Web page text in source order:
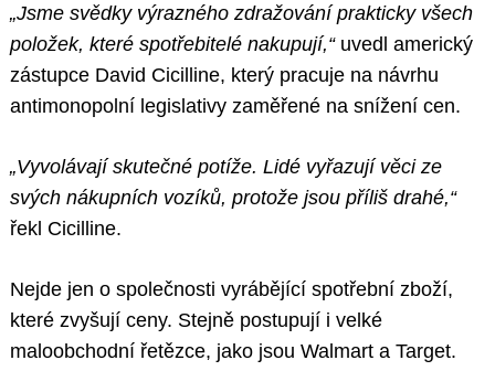
„Jsme svědky výrazného zdražování prakticky všech
položek, které spotřebitelé nakupují,“ uvedl americký
zástupce David Cicilline, který pracuje na návrhu
antimonopolní legislativy zaměřené na snížení cen.
„Vyvolávají skutečné potíže. Lidé vyřazují věci ze
svých nákupních vozíků, protože jsou příliš drahé,“
řekl Cicilline.
Nejde jen o společnosti vyrábějící spotřební zboží,
které zvyšují ceny. Stejně postupují i velké
maloobchodní řetězce, jako jsou Walmart a Target.